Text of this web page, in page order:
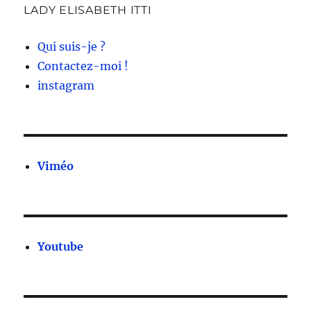
LADY ELISABETH ITTI
Qui suis-je ?
Contactez-moi !
instagram
Viméo
Youtube